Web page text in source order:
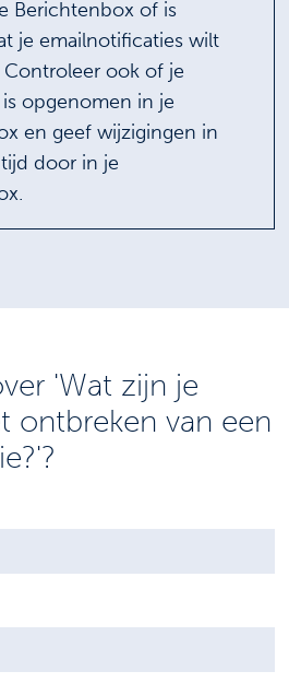
Berichtenbox of is
je emailnotificaties wilt
ook of je
opgenomen in je
en geef wijzigingen in
door in je
'Wat zijn je
ontbreken van een